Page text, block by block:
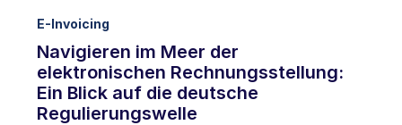
E-Invoicing
Navigieren im Meer der
elektronischen Rechnungsstellung:
Ein Blick auf die deutsche
Regulierungswelle